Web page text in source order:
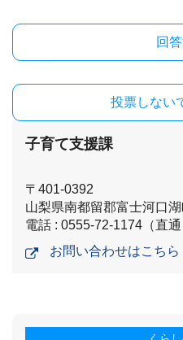
投票しない
子育て支援課
〒401-0392
山梨県南都留郡富士河口
電話 : 0555-72-1174（直通
お問い合わせはこちら